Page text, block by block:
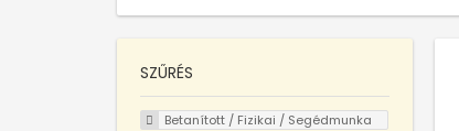
SZŰRÉS
Betanított / Fizikai / Segédmunka